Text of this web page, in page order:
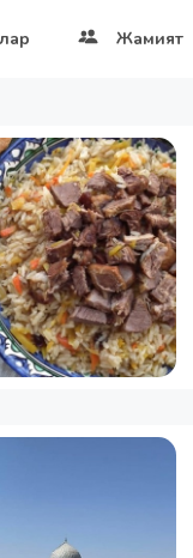
Жамият